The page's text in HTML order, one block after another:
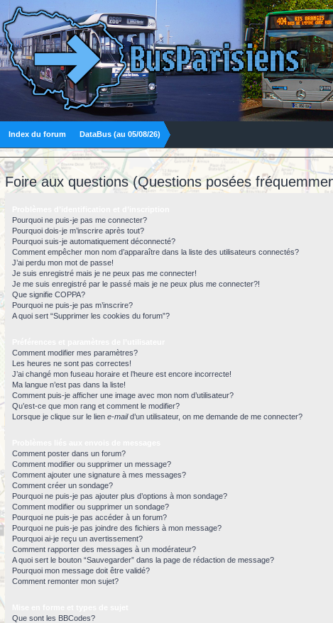
Index du forum DataBus (au 05/08/26)
Foire aux questions (Questions posées
Pourquoi ne puis-je pas me connecter?
Pourquoi dois-je m’inscrire après tout?
Pourquoi suis-je automatiquement déconnecté?
Comment empêcher mon nom d’apparaître dans la liste des utilisateurs connectés?
J’ai perdu mon mot de passe!
Je suis enregistré mais je ne peux pas me connecter!
Je me suis enregistré par le passé mais je ne peux plus me connecter?!
Que signifie COPPA?
Pourquoi ne puis-je pas m’inscrire?
A quoi sert “Supprimer les cookies du forum”?
Comment modifier mes paramètres?
Les heures ne sont pas correctes!
J’ai changé mon fuseau horaire et l’heure est encore incorrecte!
Ma langue n’est pas dans la liste!
Comment puis-je afficher une image avec mon nom d’utilisateur?
Qu’est-ce que mon rang et comment le modifier?
Lorsque je clique sur le lien e-maild’un utilisateur, on me demande de me connecter?
Comment poster dans un forum?
Comment modifier ou supprimer un message?
Comment ajouter une signature à mes messages?
Comment créer un sondage?
Pourquoi ne puis-je pas ajouter plus d’options à mon sondage?
Comment modifier ou supprimer un sondage?
Pourquoi ne puis-je pas accéder à un forum?
Pourquoi ne puis-je pas joindre des fichiers à mon message?
Pourquoi ai-je reçu un avertissement?
Comment rapporter des messages à un modérateur?
A quoi sert le bouton “Sauvegarder” dans la page de rédaction de message?
Pourquoi mon message doit être validé?
Comment remonter mon sujet?
Que sont les BBCodes?